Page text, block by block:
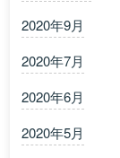
2020年9月
2020年7月
2020年6月
2020年5月